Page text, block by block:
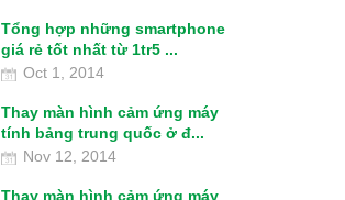
Tổng hợp những smartphone
giá rẻ tốt nhất từ 1tr5 ...
Oct 1, 2014
Thay màn hình cảm ứng máy
tính bảng trung quốc ở đ...
Nov 12, 2014
Thay màn hình cảm ứng máy